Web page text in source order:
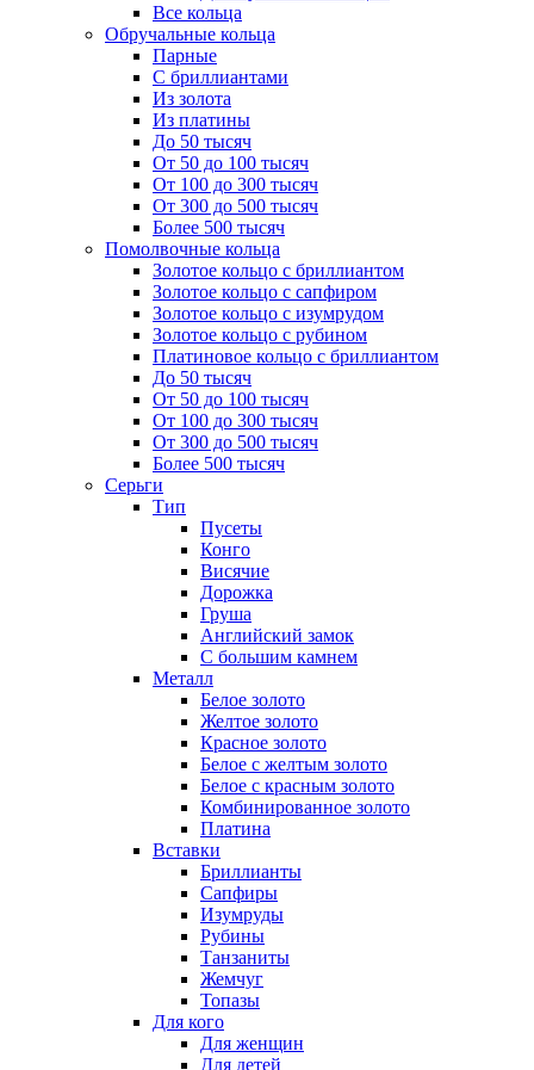
Все кольца
Обручальные кольца
Парные
С бриллиантами
Из золота
Из платины
До 50 тысяч
От 50 до 100 тысяч
От 100 до 300 тысяч
От 300 до 500 тысяч
Более 500 тысяч
Помолвочные кольца
Золотое кольцо с бриллиантом
Золотое кольцо с сапфиром
Золотое кольцо с изумрудом
Золотое кольцо с рубином
Платиновое кольцо с бриллиантом
До 50 тысяч
От 50 до 100 тысяч
От 100 до 300 тысяч
От 300 до 500 тысяч
Более 500 тысяч
Серьги
Тип
Пусеты
Конго
Висячие
Дорожка
Груша
Английский замок
С большим камнем
Металл
Белое золото
Желтое золото
Красное золото
Белое с желтым золото
Белое с красным золото
Комбинированное золото
Платина
Вставки
Бриллианты
Сапфиры
Изумруды
Рубины
Танзаниты
Жемчуг
Топазы
Для кого
Для женщин
Для детей